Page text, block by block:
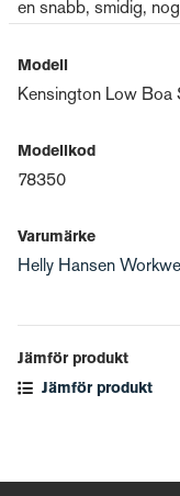
en snabb, smidig,
Modell
Kensington Low Boa
Modellkod
78350
Varumärke
Helly Hansen
Jämför produkt
Jämför produkt